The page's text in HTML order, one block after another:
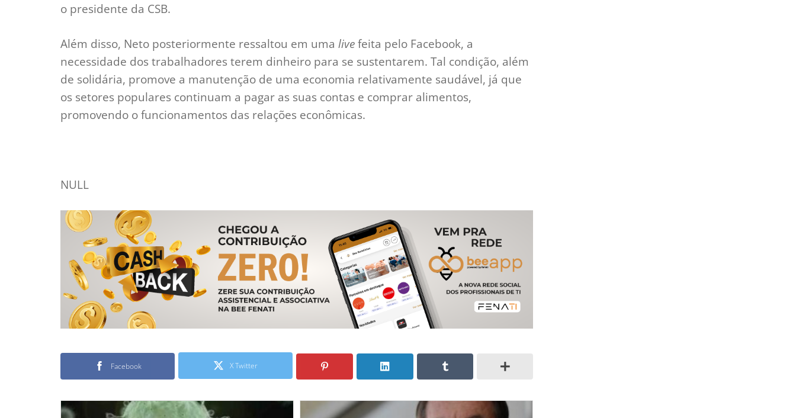
o presidente da CSB.
Além disso, Neto posteriormente ressaltou em uma livefeita pelo Facebook, a
necessidade dos trabalhadores terem dinheiro para se sustentarem. Tal condição, além
de solidária, promove a manutenção de uma economia relativamente saudável, já que
os setores populares continuam a pagar as suas contas e comprar alimentos,
promovendo o funcionamentos das relações econômicas.
NULL
Facebook X Twitter